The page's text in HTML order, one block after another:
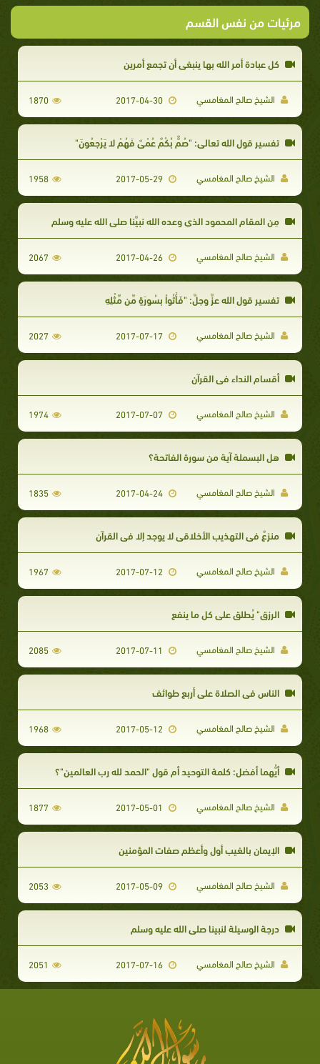
مرئيات من نفس القسم
كل عبادة أمر الله بها ينبغي أن تجمع أمرين
الشيخ صالح المغامسي 2017-04-30
1870
تفسير قول الله تعالى: "صُمٌّ بُكْمٌ عُمْيٌ فَهُمْ لا يَرْجِعُونَ"
الشيخ صالح المغامسي 2017-05-29
1958
مِن المقام المحمود الذي وعده الله نبيَّنا صلى الله عليه وسلم
الشيخ صالح المغامسي 2017-04-26
2067
تفسير قول الله عزَّ وجلَّ: "فَأْتُواْ بِسُورَةٍ مِّن مِّثْلِهِ
الشيخ صالح المغامسي 2027
أقسام النداء في القرآن
الشيخ صالح المغامسي 1974
هل البسملة آية من سورة الفاتحة؟
الشيخ صالح المغامسي 2017-04-24
1835
منزعٌ في التهذيب الأخلاقي لا يوجد إلا في القرآن
الشيخ صالح المغامسي 1967
الرزق" يُطلق على كل ما ينفع
الشيخ صالح المغامسي 2085
الناس في الصلاة على أربع طوائف
الشيخ صالح المغامسي 1968
أيُّهما أفضل: كلمة التوحيد أم قول "الحمد لله رب العالمين"؟
الشيخ صالح المغامسي 1877
الإيمان بالغيب أول وأعظم صفات المؤمنين
الشيخ صالح المغامسي 2017-05-09
2053
درجة الوسيلة لنبينا صلى الله عليه وسلم
الشيخ صالح المغامسي 2017-07-16
2051